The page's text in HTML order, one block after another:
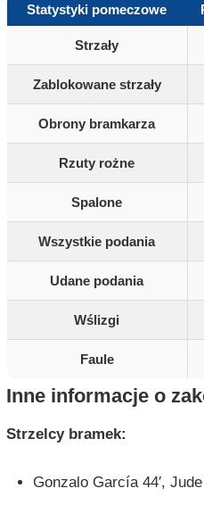
Statystyki pomeczowe
Strzały
Zablokowane strzały
Obrony bramkarza
Rzuty rożne
Spalone
Wszystkie podania
Udane podania
Wślizgi
Faule
Inne informacje o
Strzelcy bramek:
Gonzalo García 44′,